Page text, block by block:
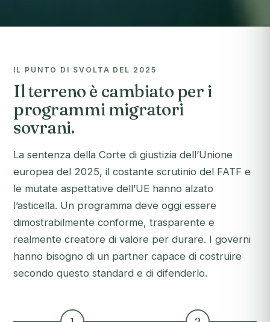
IL PUNTO DI SVOLTA DEL 2025
Il terreno è cambiato per i
programmi migratori
sovrani.
La sentenza della Corte di giustizia dell’Unione
europea del 2025, il costante scrutinio del FATF e
le mutate aspettative dell’UE hanno alzato
l’asticella. Un programma deve oggi essere
dimostrabilmente conforme, trasparente e
realmente creatore di valore per durare. I governi
hanno bisogno di un partner capace di costruire
secondo questo standard e di difenderlo.